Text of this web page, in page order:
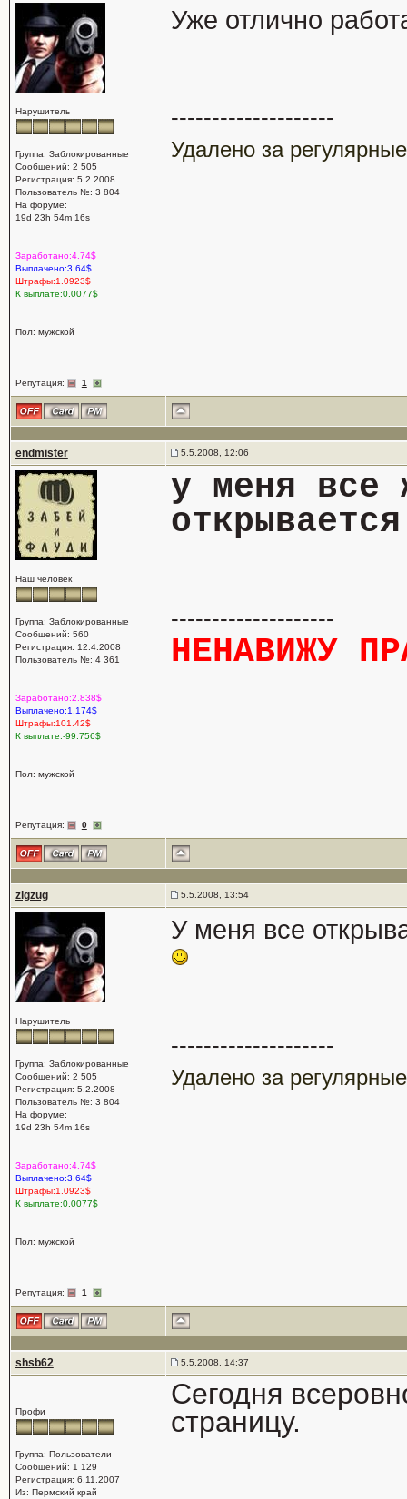
Нарушитель
Группа: Заблокированные
Сообщений: 2 505
Регистрация: 5.2.2008
Пользователь №: 3 804
На форуме:
19d 23h 54m 16s
Заработано:4.74$
Выплачено:3.64$
Штрафы:1.0923$
К выплате:0.0077$
Пол: мужской
Репутация: 1
Уже отлично
--------------------
Удалено за
endmister 5.5.2008, 12:06
Наш человек
Группа: Заблокированные
Сообщений: 560
Регистрация: 12.4.2008
Пользователь №: 4 361
Заработано:2.838$
Выплачено:1.174$
Штрафы:101.42$
К выплате:-99.756$
Пол: мужской
Репутация: 0
у меня все
--------------------
НЕНАВИЖУ
zigzug 5.5.2008, 13:54
Нарушитель
Группа: Заблокированные
Сообщений: 2 505
Регистрация: 5.2.2008
Пользователь №: 3 804
На форуме:
19d 23h 54m 16s
Заработано:4.74$
Выплачено:3.64$
Штрафы:1.0923$
К выплате:0.0077$
Пол: мужской
Репутация: 1
У меня все
--------------------
Удалено за
shsb62 5.5.2008, 14:37
Профи
Группа: Пользователи
Сообщений: 1 129
Регистрация: 6.11.2007
Из: Пермский край
Сегодня
страницу.